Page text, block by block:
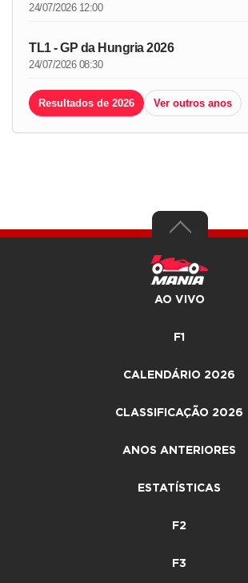
24/07/2026 12:00
TL1 - GP da Hungria 2026
24/07/2026 08:30
Resultados de 2026 Ver outros anos
AO VIVO
F1
CALENDÁRIO 2026
CLASSIFICAÇÃO 2026
ANOS ANTERIORES
ESTATÍSTICAS
F2
F3